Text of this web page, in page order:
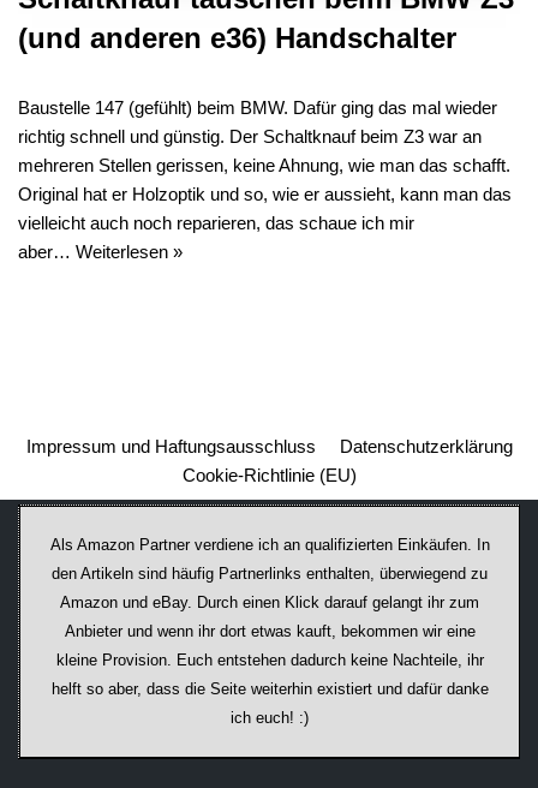
(und anderen e36) Handschalter
Baustelle 147 (gefühlt) beim BMW. Dafür ging das mal wieder
richtig schnell und günstig. Der Schaltknauf beim Z3 war an
mehreren Stellen gerissen, keine Ahnung, wie man das schafft.
Original hat er Holzoptik und so, wie er aussieht, kann man das
vielleicht auch noch reparieren, das schaue ich mir
aber… Weiterlesen »
Impressum und Haftungsausschluss
Datenschutzerklärung
Cookie-Richtlinie (EU)
Als Amazon Partner verdiene ich an qualifizierten Einkäufen. In
den Artikeln sind häufig Partnerlinks enthalten, überwiegend zu
Amazon und eBay. Durch einen Klick darauf ge­lan­gt ihr zum
Anbieter und wenn ihr dort etwas kauft, bekommen wir ei­ne
kleine Provision. Euch entstehen dadurch keine Nachteile, ihr
helft so aber, dass die Seite weiterhin existiert und dafür danke
ich euch! :)